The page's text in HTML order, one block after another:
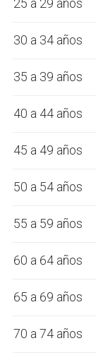
25 a 29 años
30 a 34 años
35 a 39 años
40 a 44 años
45 a 49 años
50 a 54 años
55 a 59 años
60 a 64 años
65 a 69 años
70 a 74 años